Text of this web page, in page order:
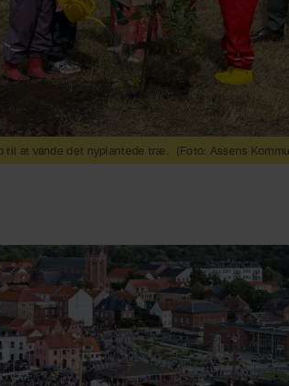
til at vande det nyplantede træ. (Foto: Assens